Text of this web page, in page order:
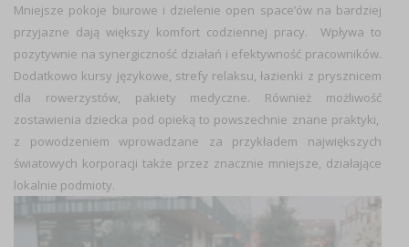
Mniejsze pokoje biurowe i dzielenie open space’ów na bardziej
przyjazne dają większy komfort codziennej pracy. Wpływa to
pozytywnie na synergiczność działań i efektywność pracowników.
Dodatkowo kursy językowe, strefy relaksu, łazienki z prysznicem
dla rowerzystów, pakiety medyczne. Również możliwość
zostawienia dziecka pod opieką to powszechnie znane praktyki,
z powodzeniem wprowadzane za przykładem największych
światowych korporacji także przez znacznie mniejsze, działające
lokalnie podmioty.